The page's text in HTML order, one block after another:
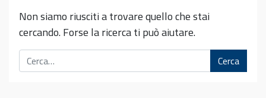
Non siamo riusciti a trovare quello che stai
cercando. Forse la ricerca ti può aiutare.
Cerca